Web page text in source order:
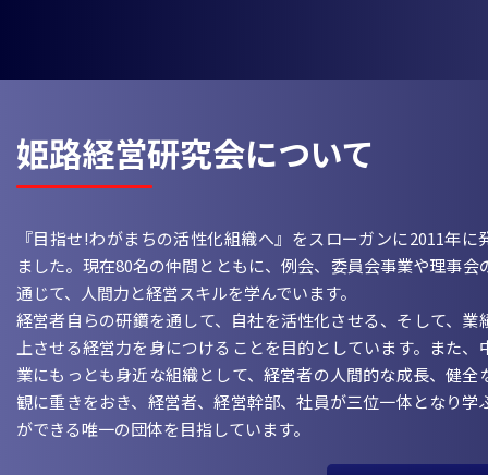
姫路経営研究会について
『目指せ!わがまちの活性化組織へ』をスローガンに2011年に
ました。現在80名の仲間とともに、例会、委員会事業や理事会
通じて、人間力と経営スキルを学んでいます。
経営者自らの研鑽を通して、自社を活性化させる、そして、業
上させる経営力を身につけることを目的としています。また、
業にもっとも身近な組織として、経営者の人間的な成長、健全
観に重きをおき、経営者、経営幹部、社員が三位一体となり学
ができる唯一の団体を目指しています。